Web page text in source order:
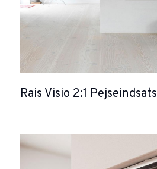
Rais Visio 2:1 Pejseindsats